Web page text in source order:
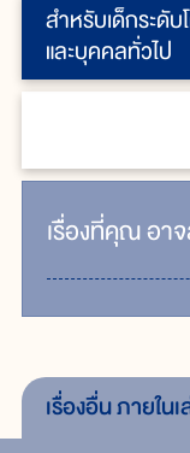
สำหรับเด็กระดับ
และบุคคลทั่วไป
เรื่ิองที่คุณอา
เรื่องอื่นภายใน